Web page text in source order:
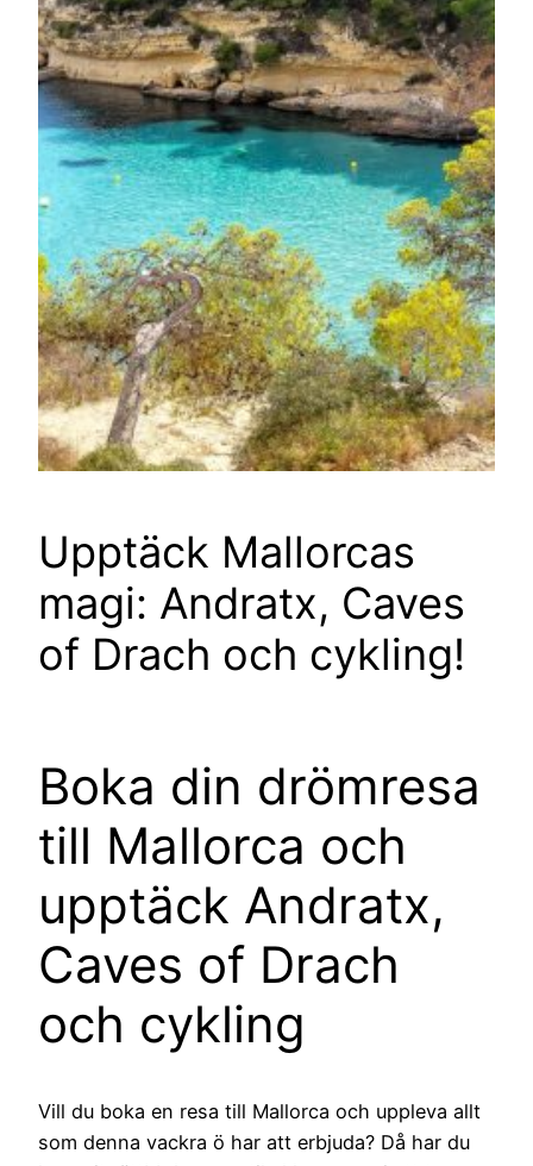
Upptäck Mallorcas
magi: Andratx, Caves
of Drach och cykling!
Boka din drömresa
till Mallorca och
upptäck Andratx,
Caves of Drach
och cykling
Vill du boka en resa till Mallorca och uppleva allt
som denna vackra ö har att erbjuda? Då har du